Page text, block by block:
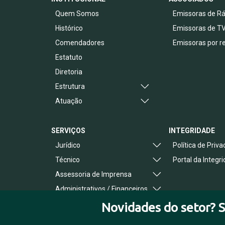
Novidades do setor?
Quem Somos
Histórico
Comendadores
Estatuto
Diretoria
Estrutura
Atuação
Emissoras de
Emissoras de
Emissoras por
SERVIÇOS
Jurídico
Técnico
Assessoria de Imprensa
Administrativos / Financeiros
Benefícios ao Associado
INTEGRIDADE
Política de
Portal da